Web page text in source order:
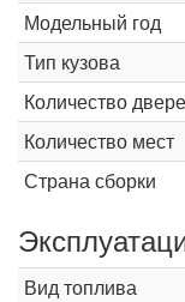
Модельный год
Тип кузова
Количество
Количество мест
Страна сборки
Вид топлива